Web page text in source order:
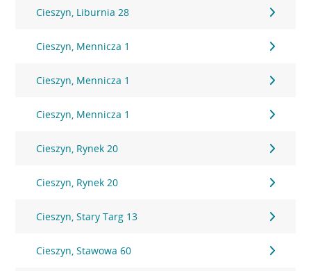
Cieszyn, Liburnia 28
Cieszyn, Mennicza 1
Cieszyn, Mennicza 1
Cieszyn, Mennicza 1
Cieszyn, Rynek 20
Cieszyn, Rynek 20
Cieszyn, Stary Targ 13
Cieszyn, Stawowa 60